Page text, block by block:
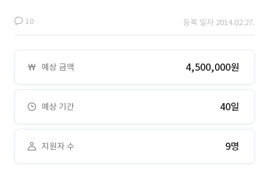
10 등록 일자 2014.02.27.
예상 금액 4,500,000원
예상 기간 40일
지원자 수 9명